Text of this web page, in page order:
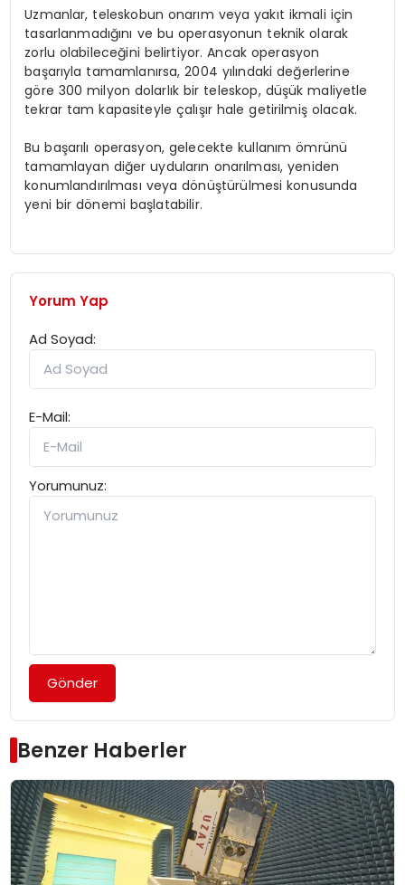
Uzmanlar, teleskobun onarım veya yakıt ikmali için
tasarlanmadığını ve bu operasyonun teknik olarak
zorlu olabileceğini belirtiyor. Ancak operasyon
başarıyla tamamlanırsa, 2004 yılındaki değerlerine
göre 300 milyon dolarlık bir teleskop, düşük maliyetle
tekrar tam kapasiteyle çalışır hale getirilmiş olacak.
Bu başarılı operasyon, gelecekte kullanım ömrünü
tamamlayan diğer uyduların onarılması, yeniden
konumlandırılması veya dönüştürülmesi konusunda
yeni bir dönemi başlatabilir.
Yorum Yap
Ad Soyad:
E-Mail:
Yorumunuz:
Gönder
Benzer Haberler